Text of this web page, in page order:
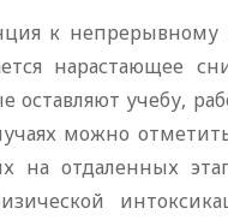
к непрерывному
нарастающее
оставляют учебу,
можно
на отдаленных